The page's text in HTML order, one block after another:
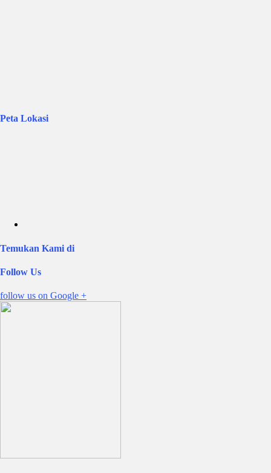
Peta Lokasi
Temukan Kami di
Follow Us
follow us on Google +